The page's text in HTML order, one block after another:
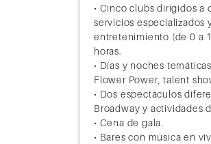
• Cinco clubs dirigidos a
servicios especializados
entretenimiento (de 0 a
horas.
• Días y noches
Flower Power, talent
• Dos espectáculos
Broadway y actividades
• Cena de gala.
• Bares con música en